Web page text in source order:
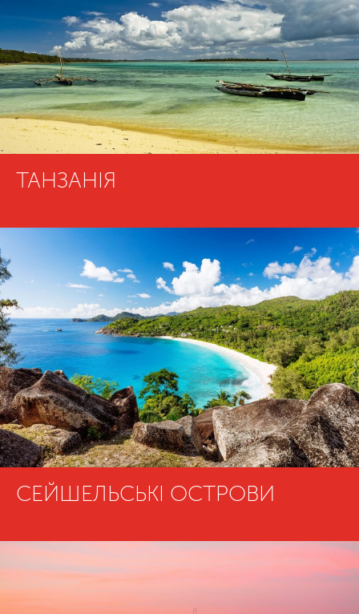
ТАНЗАНІЯ
СЕЙШЕЛЬСЬКІ ОСТРОВИ